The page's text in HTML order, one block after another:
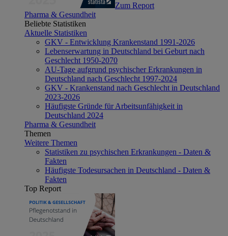
Zum Report
Pharma & Gesundheit
Beliebte Statistiken
Aktuelle Statistiken
GKV - Entwicklung Krankenstand 1991-2026
Lebenserwartung in Deutschland bei Geburt nach
Geschlecht 1950-2070
AU-Tage aufgrund psychischer Erkrankungen in
Deutschland nach Geschlecht 1997-2024
GKV - Krankenstand nach Geschlecht in Deutschland
2023-2026
Häufigste Gründe für Arbeitsunfähigkeit in
Deutschland 2024
Pharma & Gesundheit
Themen
Weitere Themen
Statistiken zu psychischen Erkrankungen - Daten &
Fakten
Häufigste Todesursachen in Deutschland - Daten &
Fakten
Top Report